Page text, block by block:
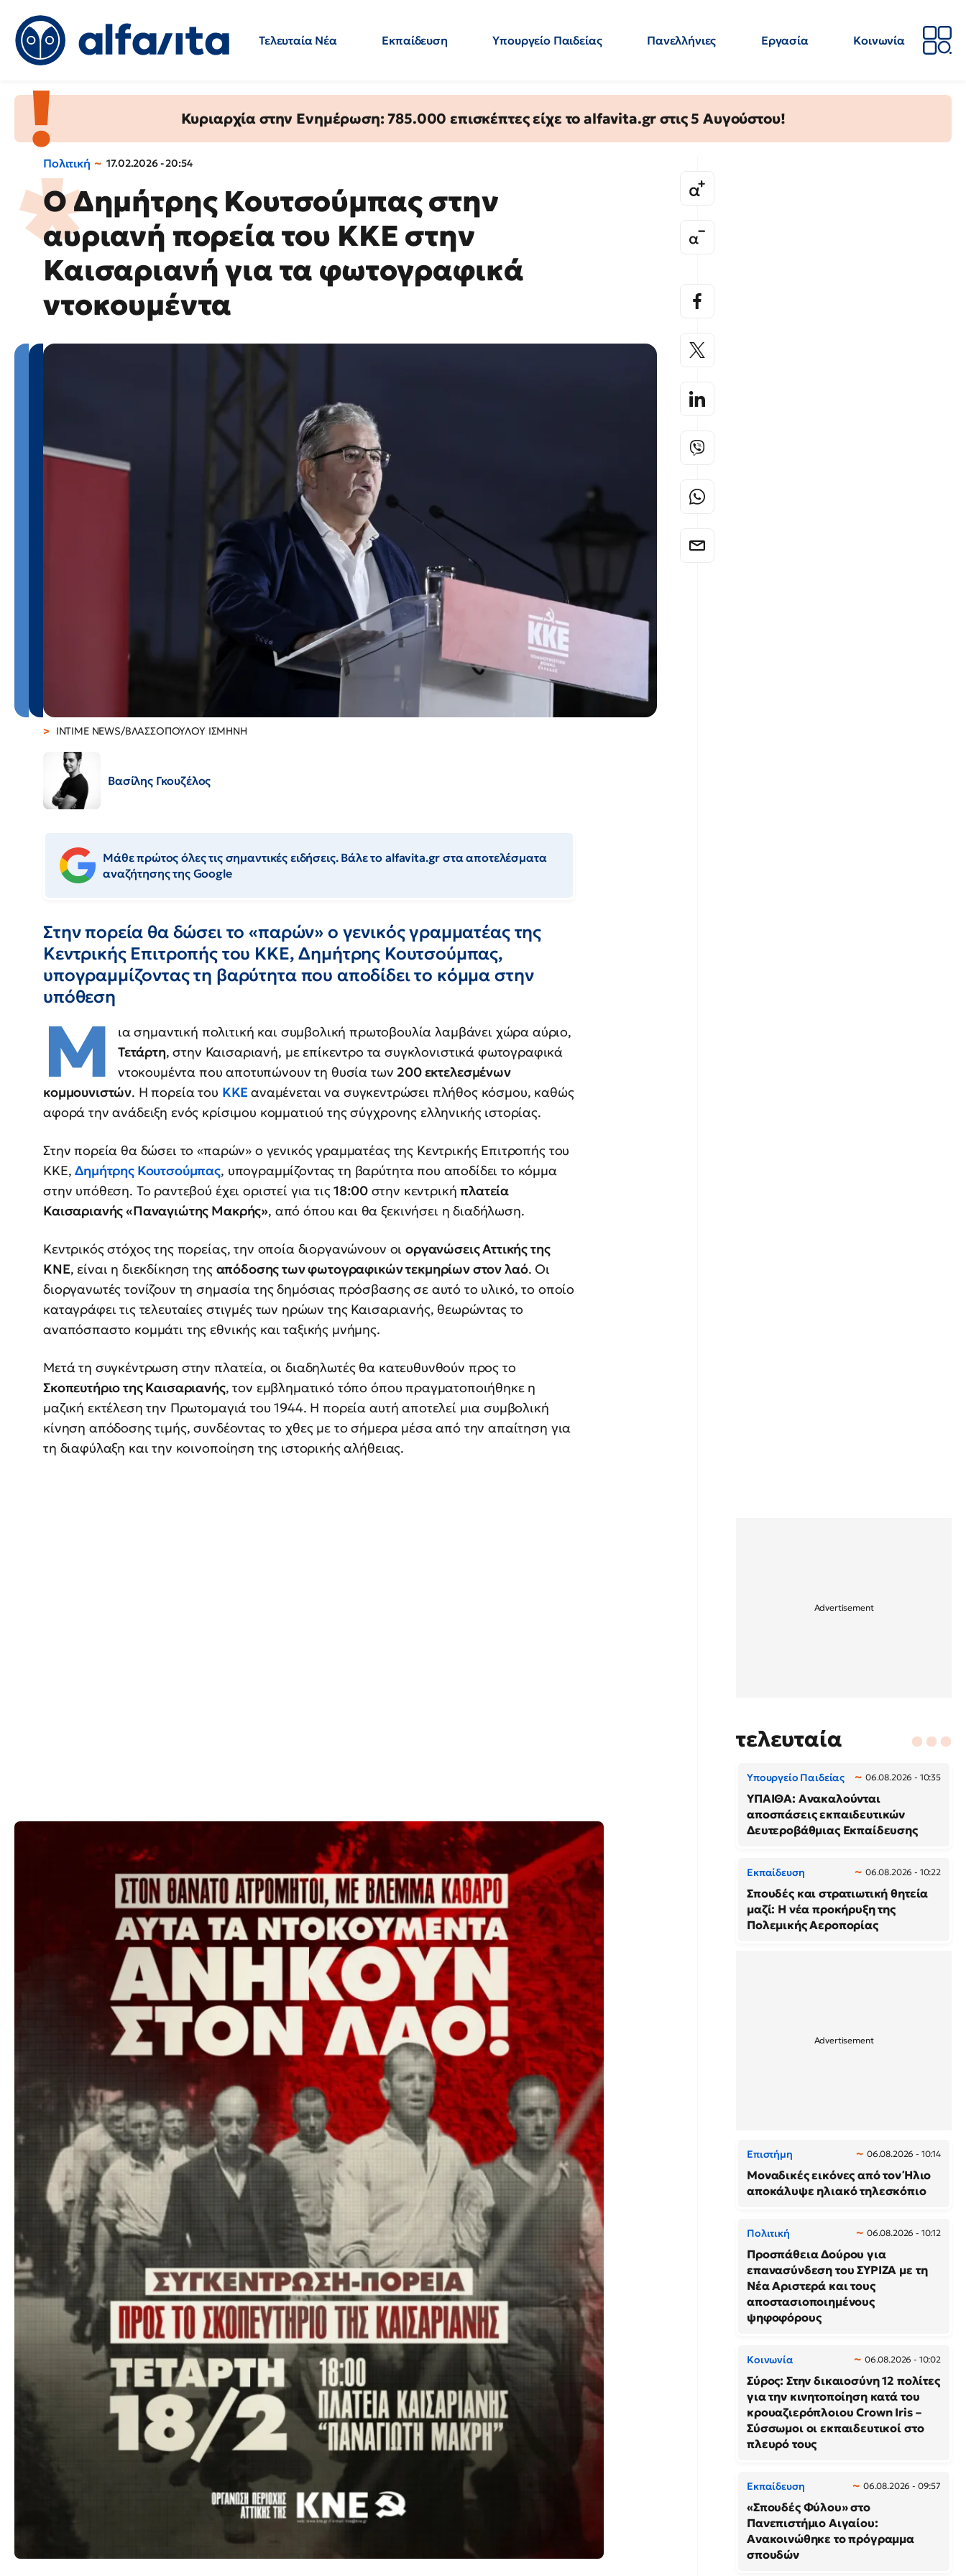
Τελευταία Νέα Εκπαίδευση Υπουργείο Παιδείας Πανελλήνιες Εργασία
Κοινωνία
Κυριαρχία στην Ενημέρωση: 785.000 επισκέπτες είχε το alfavita.gr στις 5 Αυγούστου!
Πολιτική 17.02.2026 - 20:54
Ο Δημήτρης Κουτσούμπας στην
αυριανή πορεία του ΚΚΕ στην
Καισαριανή για τα φωτογραφικά
ντοκουμέντα
INTIME NEWS/ΒΛΑΣΣΟΠΟΥΛΟΥ ΙΣΜΗΝΗ
Βασίλης Γκουζέλος
Μάθε πρώτος όλες τις σημαντικές ειδήσεις. Βάλε το alfavita.gr στα αποτελέσματα
αναζήτησης της Google
Στην πορεία θα δώσει το «παρών» ο γενικός γραμματέας της
Κεντρικής Επιτροπής του ΚΚΕ, Δημήτρης Κουτσούμπας,
υπογραμμίζοντας τη βαρύτητα που αποδίδει το κόμμα στην
υπόθεση
Μ
ια σημαντική πολιτική και συμβολική πρωτοβουλία λαμβάνει χώρα αύριο,
Τετάρτη, στην Καισαριανή, με επίκεντρο τα συγκλονιστικά φωτογραφικά
ντοκουμέντα που αποτυπώνουν τη θυσία των 200 εκτελεσμένων
κομμουνιστών. Η πορεία του ΚΚΕαναμένεται να συγκεντρώσει πλήθος κόσμου, καθώς
αφορά την ανάδειξη ενός κρίσιμου κομματιού της σύγχρονης ελληνικής ιστορίας.
Στην πορεία θα δώσει το «παρών» ο γενικός γραμματέας της Κεντρικής Επιτροπής του
ΚΚΕ,Δημήτρης Κουτσούμπας, υπογραμμίζοντας τη βαρύτητα που αποδίδει το κόμμα
στην υπόθεση. Το ραντεβού έχει οριστεί για τις18:00στην κεντρικήπλατεία
Καισαριανής «Παναγιώτης Μακρής», από όπου και θα ξεκινήσει η διαδήλωση.
Κεντρικός στόχος της πορείας, την οποία διοργανώνουν οιοργανώσεις Αττικής της
ΚΝΕ, είναι η διεκδίκηση της απόδοσης των φωτογραφικών τεκμηρίων στον λαό. Οι
διοργανωτές τονίζουν τη σημασία της δημόσιας πρόσβασης σε αυτό το υλικό, το οποίο
καταγράφει τις τελευταίες στιγμές των ηρώων της Καισαριανής, θεωρώντας το
αναπόσπαστο κομμάτι της εθνικής και ταξικής μνήμης.
Μετά τη συγκέντρωση στην πλατεία, οι διαδηλωτές θα κατευθυνθούν προς το
Σκοπευτήριο της Καισαριανής, τον εμβληματικό τόπο όπου πραγματοποιήθηκε η
μαζική εκτέλεση την Πρωτομαγιά του 1944. Η πορεία αυτή αποτελεί μια συμβολική
κίνηση απόδοσης τιμής, συνδέοντας το χθες με το σήμερα μέσα από την απαίτηση για
τη διαφύλαξη και την κοινοποίηση της ιστορικής αλήθειας.
τελευταία
Υπουργείο Παιδείας 06.08.2026 - 10:35
ΥΠΑΙΘΑ: Ανακαλούνται
αποσπάσεις εκπαιδευτικών
Δευτεροβάθμιας Εκπαίδευσης
Εκπαίδευση 06.08.2026 - 10:22
Σπουδές και στρατιωτική θητεία
μαζί: Η νέα προκήρυξη της
Πολεμικής Αεροπορίας
Επιστήμη 06.08.2026 - 10:14
Μοναδικές εικόνες από τον Ήλιο
αποκάλυψε ηλιακό τηλεσκόπιο
Πολιτική 06.08.2026 - 10:12
Προσπάθεια Δούρου για
επανασύνδεση του ΣΥΡΙΖΑ με τη
Νέα Αριστερά και τους
αποστασιοποιημένους
ψηφοφόρους
Κοινωνία 06.08.2026 - 10:02
Σύρος: Στην δικαιοσύνη 12 πολίτες
για την κινητοποίηση κατά του
κρουαζιερόπλοιου Crown Iris –
Σύσσωμοι οι εκπαιδευτικοί στο
πλευρό τους
Εκπαίδευση 06.08.2026 - 09:57
«Σπουδές Φύλου» στο
Πανεπιστήμιο Αιγαίου:
Ανακοινώθηκε το πρόγραμμα
σπουδών